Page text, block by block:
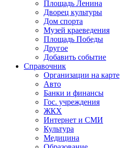
Площадь Ленина
Дворец культуры
Дом спорта
Музей краеведения
Площадь Победы
Другое
Добавить событие
Справочник
Организации на карте
Авто
Банки и финансы
Гос. учреждения
ЖКХ
Интернет и СМИ
Культура
Медицина